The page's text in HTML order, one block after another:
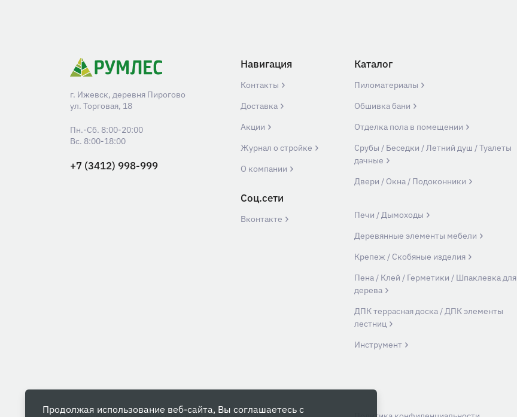
г. Ижевск, деревня Пирогово
ул. Торговая, 18
+7 (3412) 998-999
Пн.-Сб. 8:00-20:00
Вс. 8:00-18:00
Навигация
Контакты
Доставка
Акции
Журнал о стройке
О компании
Соц.сети
Вконтакте
Каталог
Пиломатериалы
Обшивка бани
Отделка пола в помещении
Срубы / Беседки / Летний душ / Туалеты
дачные
Двери / Окна / Подоконники
Печи / Дымоходы
Деревянные элементы мебели
Крепеж / Скобяные изделия
Пена / Клей / Герметики / Шпаклевка для
дерева
ДПК террасная доска / ДПК элементы
лестниц
Инструмент
Продолжая использование веб-сайта, Вы соглашаетесь с